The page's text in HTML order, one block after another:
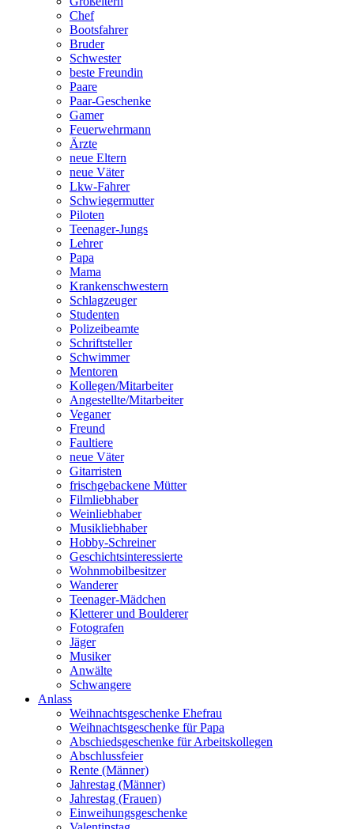
Chef
Bootsfahrer
Bruder
Schwester
beste Freundin
Paare
Paar-Geschenke
Gamer
Feuerwehrmann
Ärzte
neue Eltern
neue Väter
Lkw-Fahrer
Schwiegermutter
Piloten
Teenager-Jungs
Lehrer
Papa
Mama
Krankenschwestern
Schlagzeuger
Studenten
Polizeibeamte
Schriftsteller
Schwimmer
Mentoren
Kollegen/Mitarbeiter
Angestellte/Mitarbeiter
Veganer
Freund
Faultiere
neue Väter
Gitarristen
frischgebackene Mütter
Filmliebhaber
Weinliebhaber
Musikliebhaber
Hobby-Schreiner
Geschichtsinteressierte
Wohnmobilbesitzer
Wanderer
Teenager-Mädchen
Kletterer und Boulderer
Fotografen
Jäger
Musiker
Anwälte
Schwangere
Anlass
Weihnachtsgeschenke Ehefrau
Weihnachtsgeschenke für Papa
Abschiedsgeschenke für Arbeitskollegen
Abschlussfeier
Rente (Männer)
Jahrestag (Männer)
Jahrestag (Frauen)
Einweihungsgeschenke